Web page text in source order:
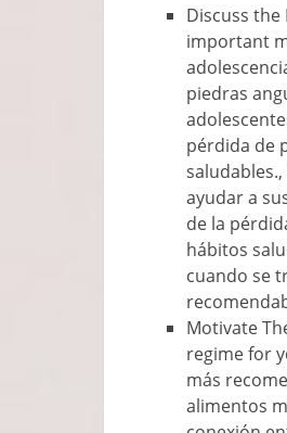
Discuss
important
piedras
pérdida de
ayudar a
de la
hábitos
cuando se
Motivate
regime for
más
alimentos